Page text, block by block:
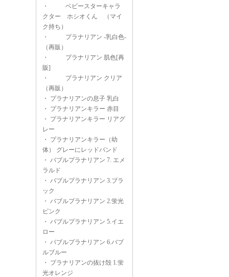
・
ベビースターキャラ
クター ホシオくん （マイ
ク持ち）
・
プラナリアン -乳白色-
（再販）
・
プラナリアン 肌色[再
販]
・
プラナリアン クリア
（再販）
・ プラナリアンの息子 乳白
・ プラナリアンキラー 赤目
・ プラナリアンキラー リアグ
レー
・ プラナリアンキラー（幼
体） グレーにレッドバンド
・ バブルプラナリアン 7. エメ
ラルド
・ バブルプラナリアン 3.ブラ
ック
・ バブルプラナリアン 2.蛍光
ピンク
・ バブルプラナリアン 5.イエ
ロー
・ バブルプラナリアン 6.バブ
ルブルー
・ プラナリアンの抜け殻 1.蛍
光オレンジ